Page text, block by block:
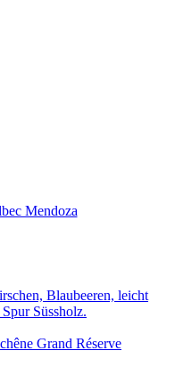
Blaubeeren, leicht
Süssholz.